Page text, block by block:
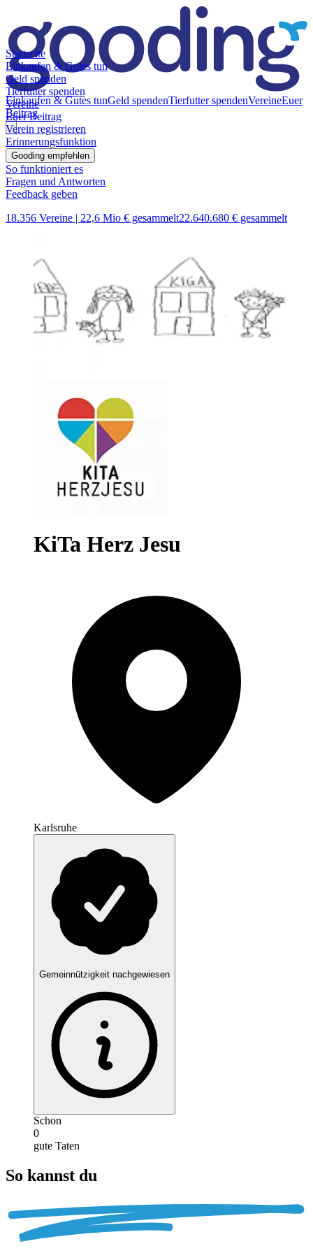
Einkaufen & Gutes tunGeld spendenTierfutter spendenVereineEuer
Beitrag
Startseite
Einkaufen & Gutes tun
Geld spenden
Tierfutter spenden
Vereine
Euer Beitrag
Verein registrieren
Erinnerungsfunktion
Gooding empfehlen
So funktioniert es
Fragen und Antworten
Feedback geben
18.356 Vereine | 22,6 Mio € gesammelt22.640.680 € gesammelt
KiTa Herz Jesu
Karlsruhe
Gemeinnützigkeit nachgewiesen
Schon
0
gute Taten
So kannst du